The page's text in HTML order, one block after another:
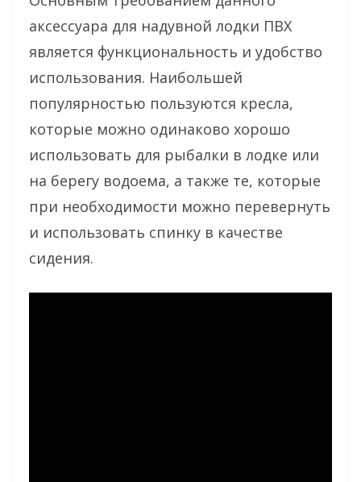
аксессуара для надувной лодки ПВХ
является функциональность и удобство
использования. Наибольшей
популярностью пользуются кресла,
которые можно одинаково хорошо
использовать для рыбалки в лодке или
на берегу водоема, а также те, которые
при необходимости можно перевернуть
и использовать спинку в качестве
сидения.